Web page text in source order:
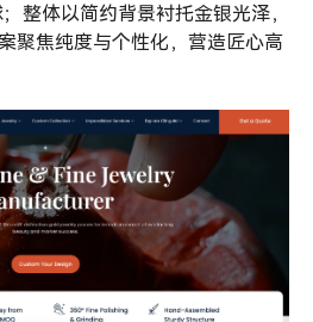
整体以简约背景衬托金银光泽，
聚焦纯度与个性化，营造匠心高